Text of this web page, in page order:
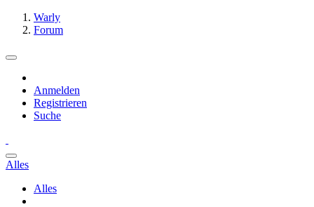
Warly
Forum
Anmelden
Registrieren
Suche
Alles
Alles